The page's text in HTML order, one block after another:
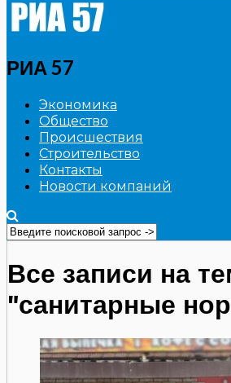
РИА 57
Экономика
Общество
Происшествия
Строительство
Контакты
Новости компаний
Все записи на
"санитарные